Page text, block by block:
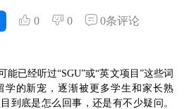
0 0
0条评论
能已经听过“SGU”或“英文项目”这些词
学的新宠，逐渐被更多学生和家长熟
到底是怎么回事，还是有不少疑问。